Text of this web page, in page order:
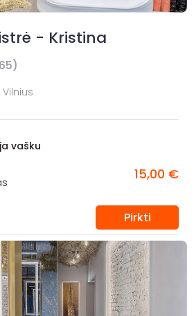
- Kristina
vašku
15,00 €
Pirkti